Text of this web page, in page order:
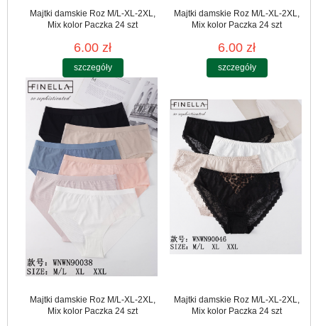
Majtki damskie Roz M/L-XL-2XL,
Mix kolor Paczka 24 szt
6.00 zł
szczegóły
Majtki damskie Roz M/L-XL-2XL,
Mix kolor Paczka 24 szt
6.00 zł
szczegóły
Majtki damskie Roz M/L-XL-2XL,
Mix kolor Paczka 24 szt
Majtki damskie Roz M/L-XL-2XL,
Mix kolor Paczka 24 szt